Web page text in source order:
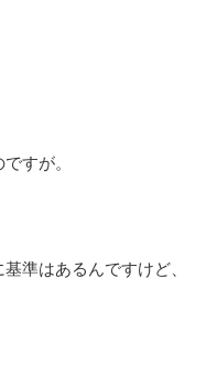
すが。
準はあるんですけど、